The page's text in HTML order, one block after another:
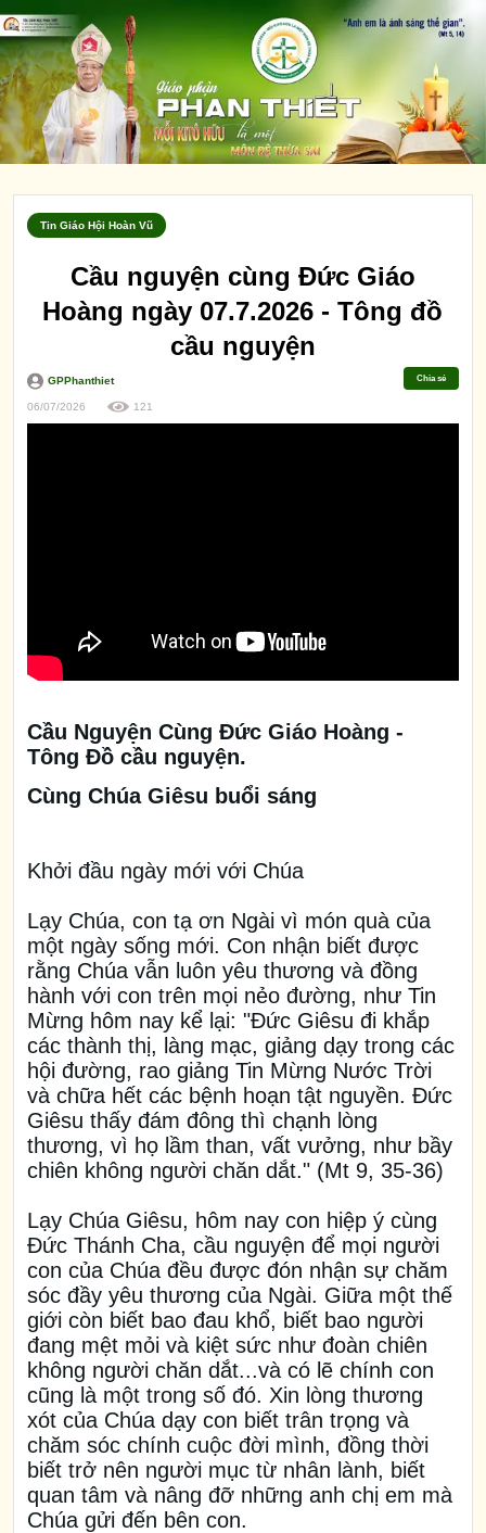
Tin Giáo Hội Hoàn Vũ
Cầu nguyện cùng Đức Giáo
Hoàng ngày 07.7.2026 - Tông đồ
cầu nguyện
GPPhanthiet
06/07/2026 121
Chia sẻ
Cầu Nguyện Cùng Đức Giáo Hoàng -
Tông Đồ cầu nguyện.
Cùng Chúa Giêsu buổi sáng
Khởi đầu ngày mới với Chúa
Lạy Chúa, con tạ ơn Ngài vì món quà của
một ngày sống mới. Con nhận biết được
rằng Chúa vẫn luôn yêu thương và đồng
hành với con trên mọi nẻo đường, như Tin
Mừng hôm nay kể lại: "Đức Giêsu đi khắp
các thành thị, làng mạc, giảng dạy trong các
hội đường, rao giảng Tin Mừng Nước Trời
và chữa hết các bệnh hoạn tật nguyền. Đức
Giêsu thấy đám đông thì chạnh lòng
thương, vì họ lầm than, vất vưởng, như bầy
chiên không người chăn dắt." (Mt 9, 35-36)
Lạy Chúa Giêsu, hôm nay con hiệp ý cùng
Đức Thánh Cha, cầu nguyện để mọi người
con của Chúa đều được đón nhận sự chăm
sóc đầy yêu thương của Ngài. Giữa một thế
giới còn biết bao đau khổ, biết bao người
đang mệt mỏi và kiệt sức như đoàn chiên
không người chăn dắt...và có lẽ chính con
cũng là một trong số đó. Xin lòng thương
xót của Chúa dạy con biết trân trọng và
chăm sóc chính cuộc đời mình, đồng thời
biết trở nên người mục từ nhân lành, biết
quan tâm và nâng đỡ những anh chị em mà
Chúa gửi đến bên con.